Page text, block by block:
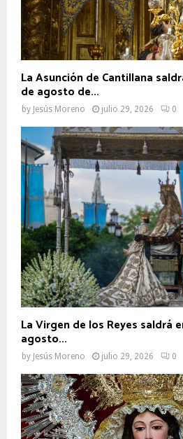
La Asunción de Cantillana
de agosto de...
by Jesús Moreno julio 29, 2026 0
La Virgen de los Reyes saldrá
agosto...
by Jesús Moreno julio 29, 2026 0